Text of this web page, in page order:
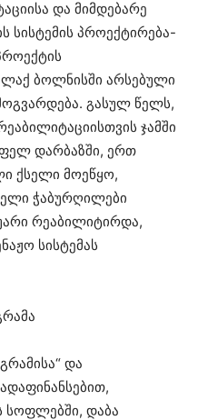
და მიმდებარე
სისტემის პროექტირება-
ბოლნისში არსებული
გასულ წელს,
ჯამში
დარბაზში, ერთ
ქსელი მოეწყო,
ჭაბურღილები
რეაბილიტირდა,
სისტემას
და
სოფლებში, დაბა